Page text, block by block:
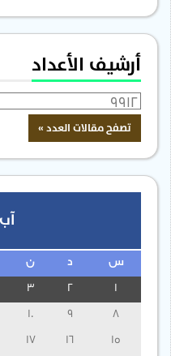
أرشيف الأعداد
آب 2026
س ن
3
15
16
17